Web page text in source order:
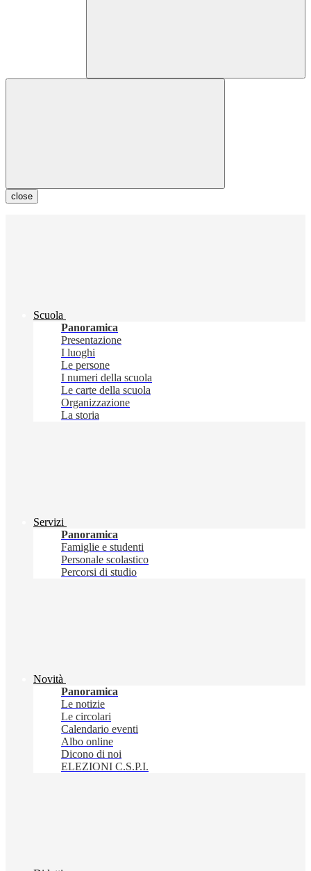
close
Scuola
Panoramica
Presentazione
I luoghi
Le persone
I numeri della scuola
Le carte della scuola
Organizzazione
La storia
Servizi
Panoramica
Famiglie e studenti
Personale scolastico
Percorsi di studio
Novità
Panoramica
Le notizie
Le circolari
Calendario eventi
Albo online
Dicono di noi
ELEZIONI C.S.P.I.